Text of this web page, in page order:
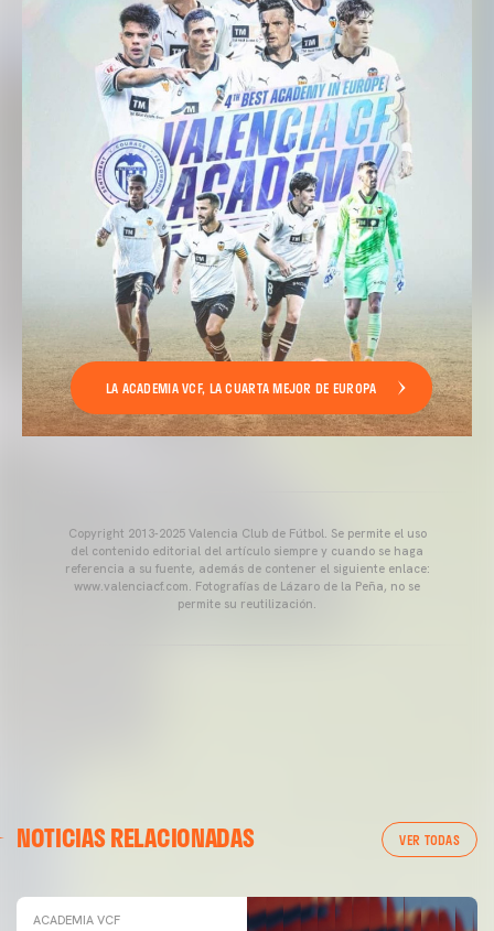
LA ACADEMIA VCF, LA CUARTA MEJOR DE EUROPA
Copyright 2013-2025 Valencia Club de Fútbol. Se permite el uso
del contenido editorial del artículo siempre y cuando se haga
referencia a su fuente, además de contener el siguiente enlace:
www.valenciacf.com. Fotografías de Lázaro de la Peña, no se
permite su reutilización.
NOTICIAS RELACIONADAS VER TODAS
ACADEMIA VCF